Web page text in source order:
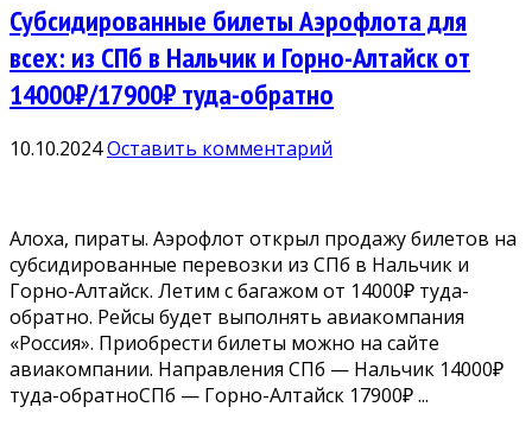
Субсидированные билеты Аэрофлота для
всех: из СПб в Нальчик и Горно-Алтайск от
14000₽/17900₽ туда-обратно
10.10.2024Оставить комментарий
Алоха, пираты. Аэрофлот открыл продажу билетов на
субсидированные перевозки из СПб в Нальчик и
Горно-Алтайск. Летим с багажом от 14000₽ туда-
обратно. Рейсы будет выполнять авиакомпания
«Россия». Приобрести билеты можно на сайте
авиакомпании. Направления СПб — Нальчик 14000₽
туда-обратноСПб — Горно-Алтайск 17900₽ ...